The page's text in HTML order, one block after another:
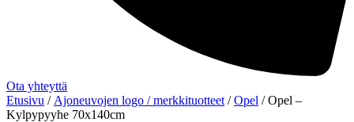
Ota yhteyttä
Etusivu / Ajoneuvojen logo / merkkituotteet /Opel / Opel –
Kylpypyyhe 70x140cm